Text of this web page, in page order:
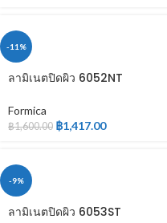
-11%
ลามิเนตปิดผิว 6052NT
Formica
฿1,600.00 ฿1,417.00
-9%
ลามิเนตปิดผิว 6053ST